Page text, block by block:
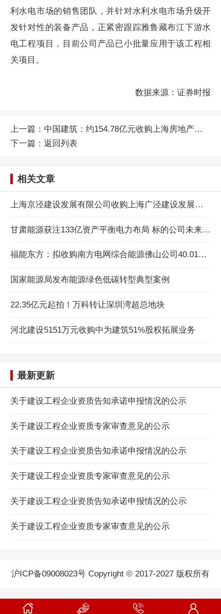
利水电市场的销售团队，并针对水利水电市场升级开
发针对性的装备产品，正紧密跟踪雅鲁藏布江下游水
电工程项目，目前公司产品已小批量应用于该工程相
关项目。
数据来源：证券时报
上一篇： 中国建筑：约154.78亿元收购上海房地产项目股权
下一篇： 返回列表
相关文章
上海京泾建设发展有限公司收购上海广泾建设发展有限公司股权案
甘肃能源获注133亿资产平衡电力布局 标的公司未来4年或盈利超46亿
福能东方：拟收购南方电网综合能源佛山公司40.01%股权
国家能源局发布能源绿色低碳转型典型案例
22.35亿元起拍！万科转让深圳湾超总地块
河北建设5151万元收购中为建筑51%股权拓展业务
最新更新
关于建设工程企业资质告知承诺申报情况的公示
关于建设工程企业资质专家审查意见的公示
关于建设工程企业资质告知承诺申报情况的公示
关于建设工程企业资质专家审查意见的公示
关于建设工程企业资质告知承诺申报情况的公示
关于建设工程企业资质专家审查意见的公示
沪ICP备09008023号 Copyright © 2017-2027 版权所有